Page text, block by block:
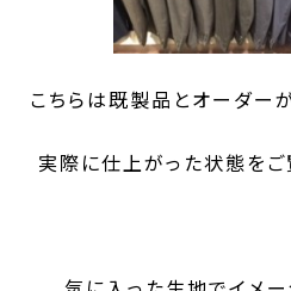
こちらは既製品とオーダー
実際に仕上がった状態をご